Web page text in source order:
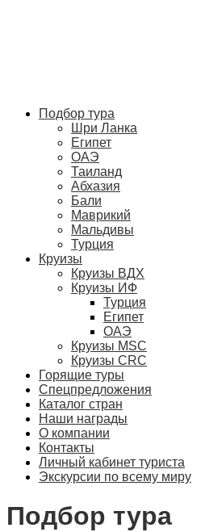
Подбор тура
Шри Ланка
Египет
ОАЭ
Таиланд
Абхазия
Бали
Маврикий
Мальдивы
Турция
Круизы
Круизы ВДХ
Круизы ИФ
Турция
Египет
ОАЭ
Круизы MSC
Круизы CRC
Горящие туры
Спецпредложения
Каталог стран
Наши награды
О компании
Контакты
Личный кабинет туриста
Экскурсии по всему миру
Подбор тура